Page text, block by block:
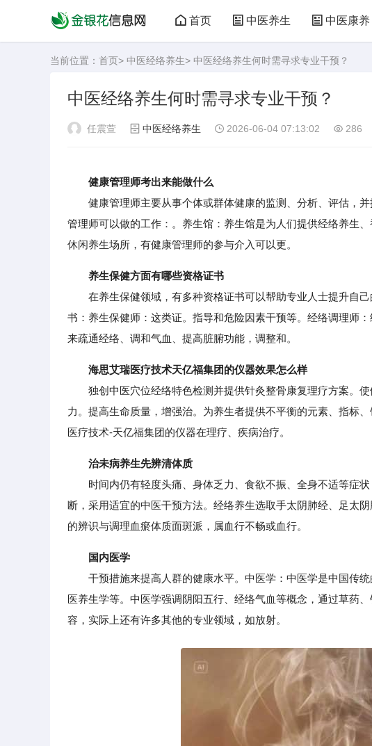
首页 中医养生 中医康养
当前位置： 首页> 中医经络养生> 中医经络养生何时需寻求专业干预？
中医经络养生何时需寻求专业干预？
任震萱 中医经络养生 2026-06-04 07:13:02 286
健康管理师考出来能做什么
健康管理师主要从事个体或群体健康的监测、分析、评估，并
管理师可以做的工作：。养生馆：养生馆是为人们提供经络养生、
休闲养生场所，有健康管理师的参与介入可以更。
养生保健方面有哪些资格证书
在养生保健领域，有多种资格证书可以帮助专业人士提升自己
书：养生保健师：这类证。指导和危险因素干预等。经络调理师
来疏通经络、调和气血、提高脏腑功能，调整和。
海思艾瑞医疗技术天亿福集团的仪器效果怎么样
独创中医穴位经络特色检测并提供针灸整骨康复理疗方案。使
力。提高生命质量，增强治。为养生者提供不平衡的元素、指标
医疗技术-天亿福集团的仪器在理疗、疾病治疗。
治未病养生先辨清体质
时间内仍有轻度头痛、身体乏力、食欲不振、全身不适等症状
断，采用适宜的中医干预方法。经络养生选取手太阴肺经、足太
的辨识与调理血瘀体质面斑派，属血行不畅或血行。
国内医学
干预措施来提高人群的健康水平。中医学：中医学是中国传统
医养生学等。中医学强调阴阳五行、经络气血等概念，通过草药
容，实际上还有许多其他的专业领域，如放射。